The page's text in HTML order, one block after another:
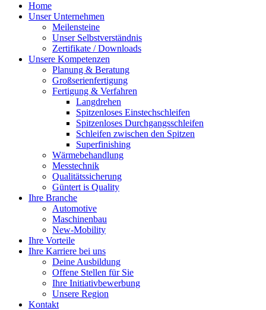
Home
Unser Unternehmen
Meilensteine
Unser Selbstverständnis
Zertifikate / Downloads
Unsere Kompetenzen
Planung & Beratung
Großserienfertigung
Fertigung & Verfahren
Langdrehen
Spitzenloses Einstechschleifen
Spitzenloses Durchgangsschleifen
Schleifen zwischen den Spitzen
Superfinishing
Wärmebehandlung
Messtechnik
Qualitätssicherung
Güntert is Quality
Ihre Branche
Automotive
Maschinenbau
New-Mobility
Ihre Vorteile
Ihre Karriere bei uns
Deine Ausbildung
Offene Stellen für Sie
Ihre Initiativbewerbung
Unsere Region
Kontakt